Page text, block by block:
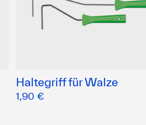
Haltegriff für Walze
1,90 €